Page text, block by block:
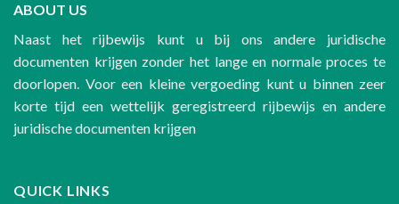
ABOUT US
Naast het rijbewijs kunt u bij ons andere juridische
documenten krijgen zonder het lange en normale proces te
doorlopen. Voor een kleine vergoeding kunt u binnen zeer
korte tijd een wettelijk geregistreerd rijbewijs en andere
juridische documenten krijgen
QUICK LINKS